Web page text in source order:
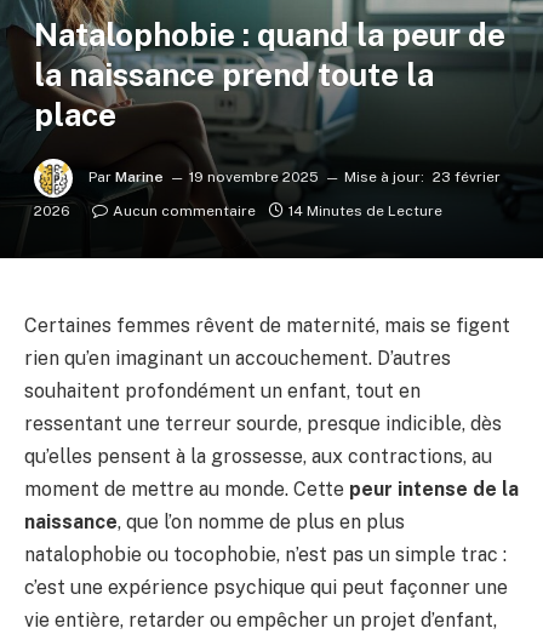
Natalophobie : quand la peur de
la naissance prend toute la
place
Par Marine 19 novembre 2025 Mise à jour: 23 février
2026
Aucun commentaire 14 Minutes de Lecture
Certaines femmes rêvent de maternité, mais se figent
rien qu’en imaginant un accouchement. D’autres
souhaitent profondément un enfant, tout en
ressentant une terreur sourde, presque indicible, dès
qu’elles pensent à la grossesse, aux contractions, au
moment de mettre au monde. Cette peur intense de la
naissance, que l’on nomme de plus en plus
natalophobie ou tocophobie, n’est pas un simple trac :
c’est une expérience psychique qui peut façonner une
vie entière, retarder ou empêcher un projet d’enfant,